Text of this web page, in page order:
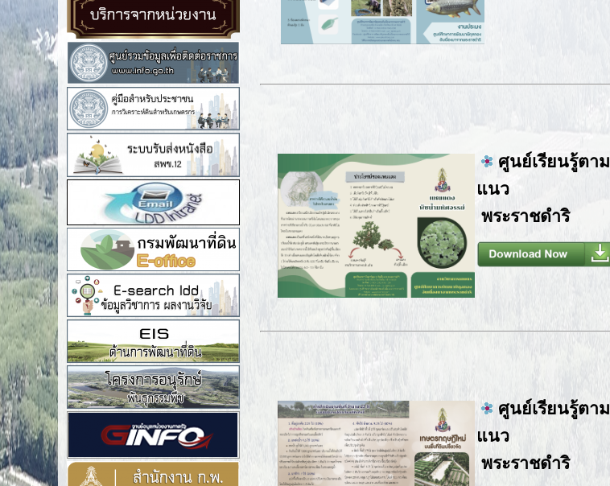
ศูนย์เรียนรู้ตาม
แนว
พระราชดำริ
ศูนย์เรียนรู้ตาม
แนว
พระราชดำริ